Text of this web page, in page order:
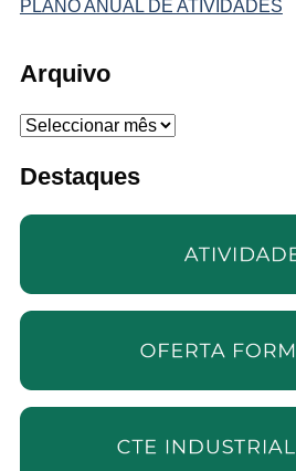
PLANO ANUAL DE ATIVIDADES
Arquivo
Arquivo
Destaques